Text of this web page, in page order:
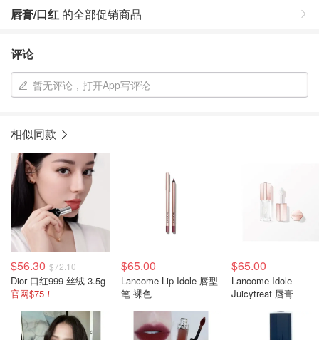
唇膏/口红 的全部促销商品
评论
暂无评论，打开App写评论
相似同款
$56.30 $72.10
Dior 口红999 丝绒 3.5g
官网$75！
$65.00
Lancome Lip Idole 唇型
笔 裸色
$65.00
Lancome Idole
Juicytreat 唇膏